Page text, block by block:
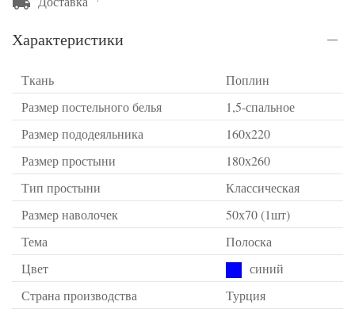
Характеристики
Ткань
Поплин
Размер постельного белья
1,5-спальное
Размер пододеяльника
160х220
Размер простыни
180х260
Тип простыни
Классическая
Размер наволочек
50х70 (1шт)
Тема
Полоска
Цвет
синий
Страна производства
Турция